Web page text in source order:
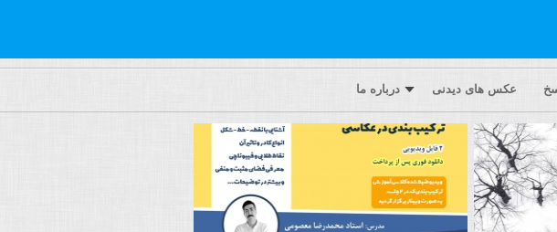
عکس های دیدنی درباره ما